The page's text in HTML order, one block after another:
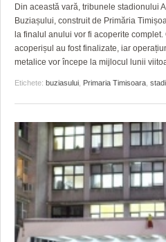
Din această vară, tribunele stadionului
Buziașului, construit de Primăria
la finalul anului vor fi acoperite
acoperișul au fost finalizate, iar
metalice vor începe la mijlocul lunii
Etichete: buziasului Primaria Timisoara